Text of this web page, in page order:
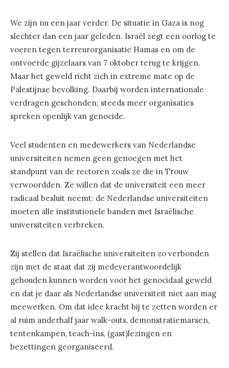
We zijn nu een jaar verder. De situatie in Gaza is nog
slechter dan een jaar geleden. Israël zegt een oorlog te
voeren tegen terreurorganisatie Hamas en om de
ontvoerde gijzelaars van 7 oktober terug te krijgen.
Maar het geweld richt zich in extreme mate op de
Palestijnse bevolking. Daarbij worden internationale
verdragen geschonden; steeds meer organisaties
spreken openlijk van genocide.
Veel studenten en medewerkers van Nederlandse
universiteiten nemen geen genoegen met het
standpunt van de rectoren zoals ze die in Trouw
verwoordden. Ze willen dat de universiteit een meer
radicaal besluit neemt: de Nederlandse universiteiten
moeten alle institutionele banden met Israëlische
universiteiten verbreken.
Zij stellen dat Israëlische universiteiten zo verbonden
zijn met de staat dat zij medeverantwoordelijk
gehouden kunnen worden voor het genocidaal geweld
en dat je daar als Nederlandse universiteit niet aan mag
meewerken. Om dat idee kracht bij te zetten worden er
al ruim anderhalf jaar walk-outs, demonstratiemarsen,
tentenkampen, teach-ins, (gast)lezingen en
bezettingen georganiseerd.